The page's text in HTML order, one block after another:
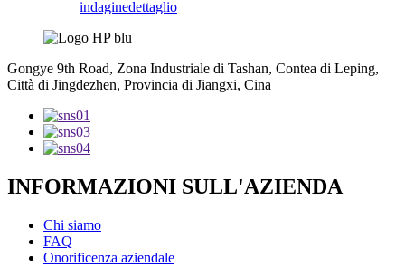
indaginedettaglio
Gongye 9th Road, Zona Industriale di Tashan, Contea di Leping,
Città di Jingdezhen, Provincia di Jiangxi, Cina
INFORMAZIONI SULL'AZIENDA
Chi siamo
FAQ
Onorificenza aziendale